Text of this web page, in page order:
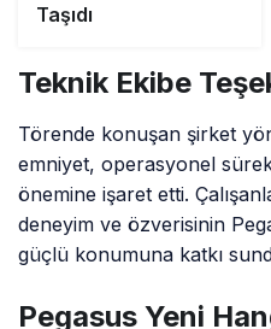
Taşıdı
Teknik Ekibe
Törende konuşan şirket
emniyet, operasyonel
önemine işaret etti.
deneyim ve özverisinin
güçlü konumuna katkı
Pegasus Yeni